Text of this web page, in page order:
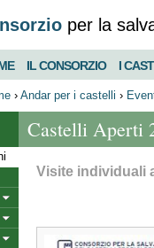
per la
IL CONSORZIO I
› Andar per i castelli ›
Castelli Aperti
Visite individuali